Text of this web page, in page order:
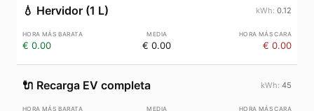
💧 Hervidor (1 L) 0.12
€ 0.00 € 0.00 € 0.00
🔌 Recarga EV completa 45